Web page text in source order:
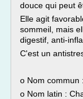
douce qui peut
Elle agit
sommeil, mais
digestif, anti-
C'est un
o Nom commun
o Nom latin :